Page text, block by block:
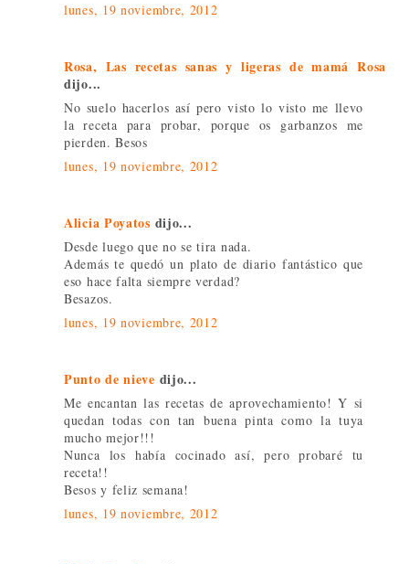
lunes, 19 noviembre, 2012
Rosa, Las recetas sanas y ligeras de mamá Rosa
dijo...
No suelo hacerlos así pero visto lo visto me llevo
la receta para probar, porque os garbanzos me
pierden. Besos
lunes, 19 noviembre, 2012
Alicia Poyatos dijo...
Desde luego que no se tira nada.
Además te quedó un plato de diario fantástico que
eso hace falta siempre verdad?
Besazos.
lunes, 19 noviembre, 2012
Punto de nieve dijo...
Me encantan las recetas de aprovechamiento! Y si
quedan todas con tan buena pinta como la tuya
mucho mejor!!!
Nunca los había cocinado así, pero probaré tu
receta!!
Besos y feliz semana!
lunes, 19 noviembre, 2012